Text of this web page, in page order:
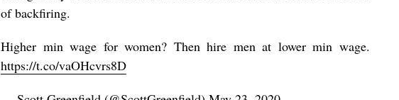
of backfiring.
Higher min wage for women? Then hire men at lower min wage.
https://t.co/vaOHcvrs8D